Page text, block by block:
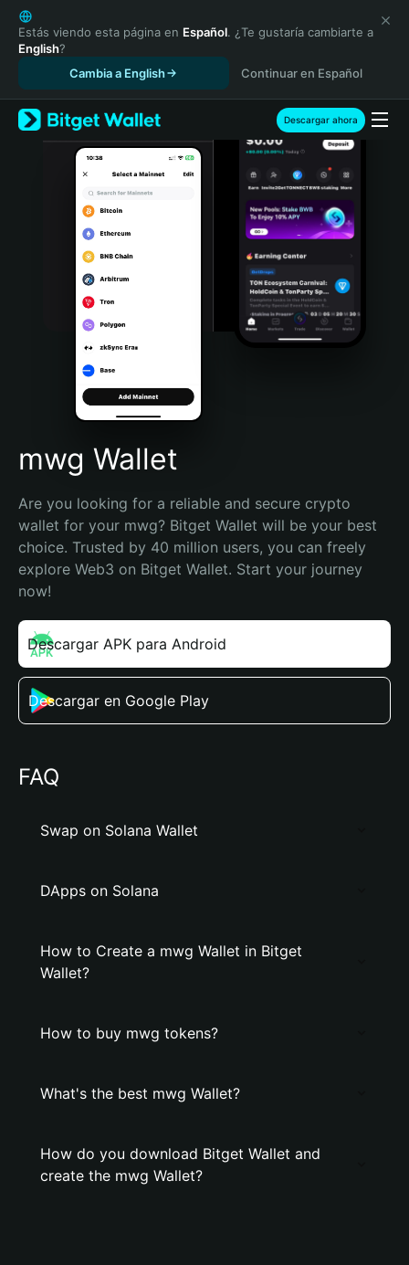
English
日本語
Tiếng Việt
Español (Latinoamérica)
Türkçe
Italiano
Português (Portugal)
Bahasa Indonesia
Português (Brasil)
Español (Argentina)
Estás viendo esta página en Español. ¿Te gustaría cambiarte a
English?
Cambia a English
Continuar en Español
Descargar ahora
mwg Wallet
Are you looking for a reliable and secure crypto
wallet for your mwg? Bitget Wallet will be your best
choice. Trusted by 40 million users, you can freely
explore Web3 on Bitget Wallet. Start your journey
now!
Descargar APK para Android
Descargar en Google Play
FAQ
Swap on Solana Wallet
DApps on Solana
How to Create a mwg Wallet in Bitget
Wallet?
How to buy mwg tokens?
What's the best mwg Wallet?
How do you download Bitget Wallet and
create the mwg Wallet?